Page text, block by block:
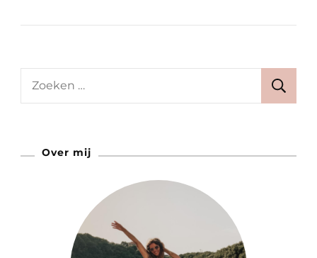
Zoeken
Over mij